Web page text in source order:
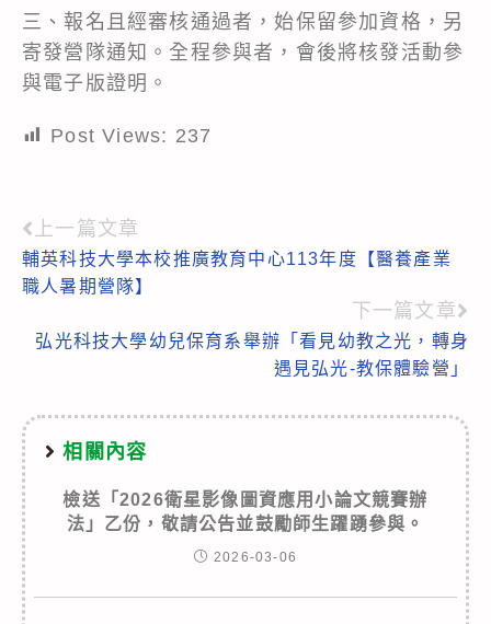
三、報名且經審核通過者，始保留參加資格，另
寄發營隊通知。全程參與者，會後將核發活動參
與電子版證明。
Post Views: 237
Read
more
上一篇文章
輔英科技大學本校推廣教育中心113年度【醫養產業
職人暑期營隊】
下一篇文章
弘光科技大學幼兒保育系舉辦「看見幼教之光，轉身
遇見弘光-教保體驗營」
相關內容
檢送「2026衛星影像圖資應用小論文競賽辦
法」乙份，敬請公告並鼓勵師生躍踴參與。
2026-03-06